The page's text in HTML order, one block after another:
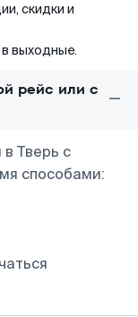
скидки и
в выходные.
рейс или с
Тверь с
способами: